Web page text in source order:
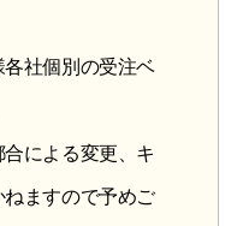
社個別の受注ベ
による変更、キ
ますので予めご